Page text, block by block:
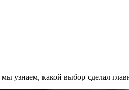
узнаем, какой выбор сделал